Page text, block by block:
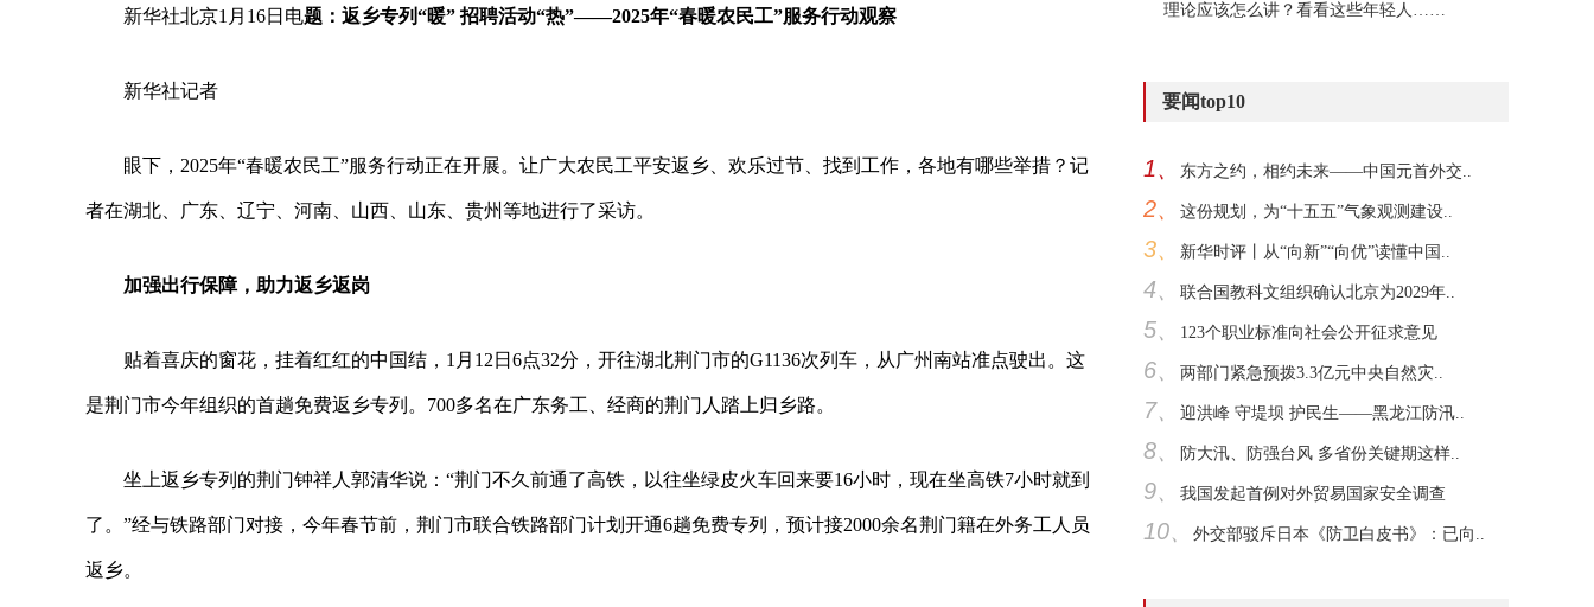
新华社北京1月16日电题：返乡专列“暖” 招聘活动“热”——2025年“春暖农民工”服务行动观察
新华社记者
眼下，2025年“春暖农民工”服务行动正在开展。让广大农民工平安返乡、欢乐过节、找到工作，各地有哪些举措？记
者在湖北、广东、辽宁、河南、山西、山东、贵州等地进行了采访。
加强出行保障，助力返乡返岗
贴着喜庆的窗花，挂着红红的中国结，1月12日6点32分，开往湖北荆门市的G1136次列车，从广州南站准点驶出。这
是荆门市今年组织的首趟免费返乡专列。700多名在广东务工、经商的荆门人踏上归乡路。
坐上返乡专列的荆门钟祥人郭清华说：“荆门不久前通了高铁，以往坐绿皮火车回来要16小时，现在坐高铁7小时就到
了。”经与铁路部门对接，今年春节前，荆门市联合铁路部门计划开通6趟免费专列，预计接2000余名荆门籍在外务工人员
返乡。
理论应该怎么讲？看看这些年轻人……
要闻top10
1、 东方之约，相约未来——中国元首外交..
2、 这份规划，为“十五五”气象观测建设..
3、 新华时评丨从“向新”“向优”读懂中国..
4、 联合国教科文组织确认北京为2029年..
5、 123个职业标准向社会公开征求意见
6、 两部门紧急预拨3.3亿元中央自然灾..
7、 迎洪峰 守堤坝 护民生——黑龙江防汛..
8、 防大汛、防强台风 多省份关键期这样..
9、 我国发起首例对外贸易国家安全调查
10、 外交部驳斥日本《防卫白皮书》：已向..